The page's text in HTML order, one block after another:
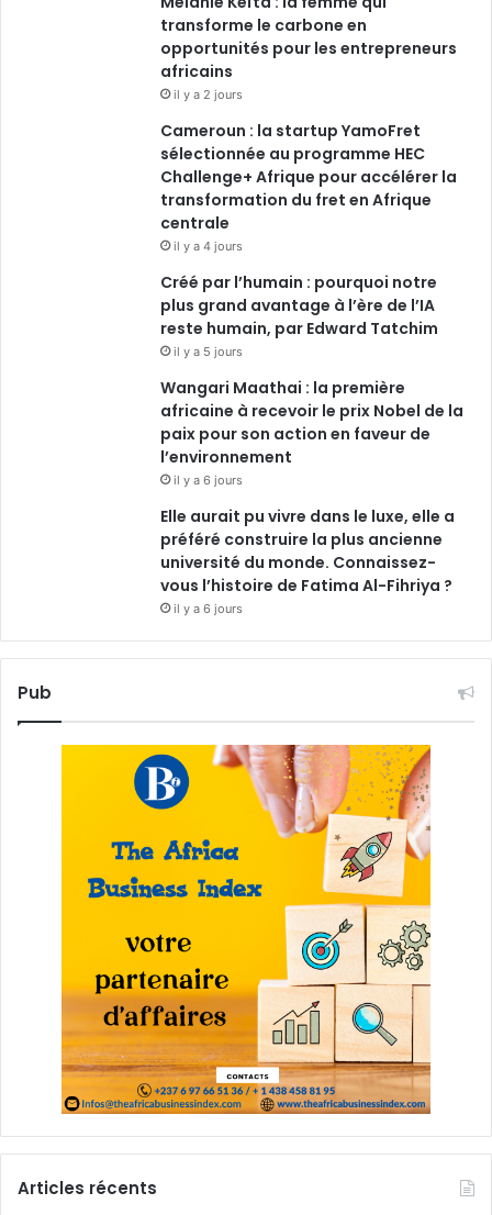
transforme le carbone en
opportunités pour les entrepreneurs
africains
il y a 2 jours
Cameroun : la startup YamoFret
sélectionnée au programme HEC
Challenge+ Afrique pour accélérer la
transformation du fret en Afrique
centrale
il y a 4 jours
Créé par l’humain : pourquoi notre
plus grand avantage à l’ère de l’IA
reste humain, par Edward Tatchim
il y a 5 jours
Wangari Maathai : la première
africaine à recevoir le prix Nobel de la
paix pour son action en faveur de
l’environnement
il y a 6 jours
Elle aurait pu vivre dans le luxe, elle a
préféré construire la plus ancienne
université du monde. Connaissez-
vous l’histoire de Fatima Al-Fihriya ?
il y a 6 jours
Pub
Articles récents